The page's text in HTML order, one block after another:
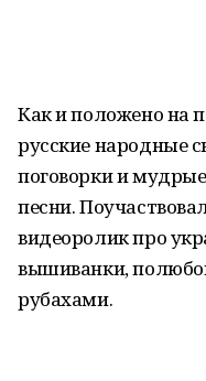
Как и положено на
русские народные
поговорки и
песни.
видеоролик про
вышиванки,
рубахами.